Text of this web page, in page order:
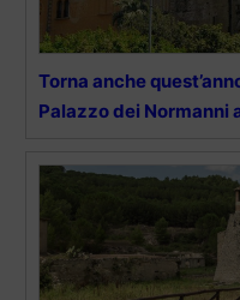
Torna anche
Palazzo dei Normanni